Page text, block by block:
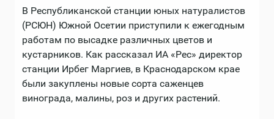
В Республиканской станции юных натуралистов
(РСЮН) Южной Осетии приступили к ежегодным
работам по высадке различных цветов и
кустарников. Как рассказал ИА «Рес» директор
станции Ирбег Маргиев, в Краснодарском крае
были закуплены новые сорта саженцев
винограда, малины, роз и других растений.